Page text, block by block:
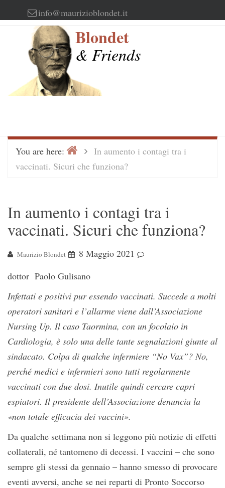
to
info@maurizioblondet.it
Blondet
& Friends
You are here: HomeIn aumento i contagi tra i
vaccinati. Sicuri che funziona?
In aumento i contagi tra i
vaccinati. Sicuri che funziona?
Maurizio Blondet
8 Maggio 2021
dottor Paolo Gulisano
Infettati e positivi pur essendo vaccinati. Succede a molti
operatori sanitari e l’allarme viene dall’Associazione
Nursing Up. Il caso Taormina, con un focolaio in
Cardiologia, è solo una delle tante segnalazioni giunte al
sindacato. Colpa di qualche infermiere “No Vax”? No,
perché medici e infermieri sono tutti regolarmente
vaccinati con due dosi. Inutile quindi cercare capri
espiatori. Il presidente dell’Associazione denuncia la
«non totale efficacia dei vaccini».
Da qualche settimana non si leggono più notizie di effetti
collaterali, né tantomeno di decessi. I vaccini – che sono
sempre gli stessi da gennaio – hanno smesso di provocare
eventi avversi, anche se nei reparti di Pronto Soccorso